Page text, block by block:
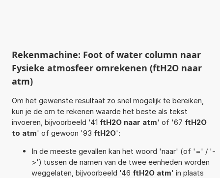
Rekenmachine: Foot of water column naar
Fysieke atmosfeer omrekenen (ftH2O naar
atm)
Om het gewenste resultaat zo snel mogelijk te bereiken,
kun je de om te rekenen waarde het beste als tekst
invoeren, bijvoorbeeld '41 ftH2O naar atm' of '67 ftH2O
to atm' of gewoon '93 ftH2O':
In de meeste gevallen kan het woord 'naar' (of '=' / '-
>') tussen de namen van de twee eenheden worden
weggelaten, bijvoorbeeld '46 ftH2O atm' in plaats